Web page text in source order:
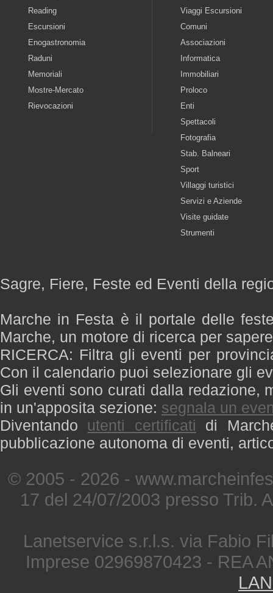
Reading
Escursioni
Enogastronomia
Raduni
Memoriali
Mostre-Mercato
Rievocazioni
Viaggi Escursioni
Comuni
Associazioni
Informatica
Immobiliari
Proloco
Enti
Spettacoli
Fotografia
Stab. Balneari
Sport
Villaggi turistici
Servizi e Aziende
Visite guidate
Strumenti
Sagre, Fiere, Feste ed Eventi della
Marche in Festa è il portale delle
Marche, un motore di ricerca per
RICERCA: Filtra gli eventi per
Con il calendario puoi selezionare gli
Gli eventi sono curati dalla redazione,
in un'apposita sezione: segnala un
Diventando utenti certificati di
pubblicazione autonoma di eventi,
© 2005 - 2026 -
17 del 24/07/2003 presso Trib.
Lanetservice s.r.l.s. via Fabio
Imprese 02969870423 - REA